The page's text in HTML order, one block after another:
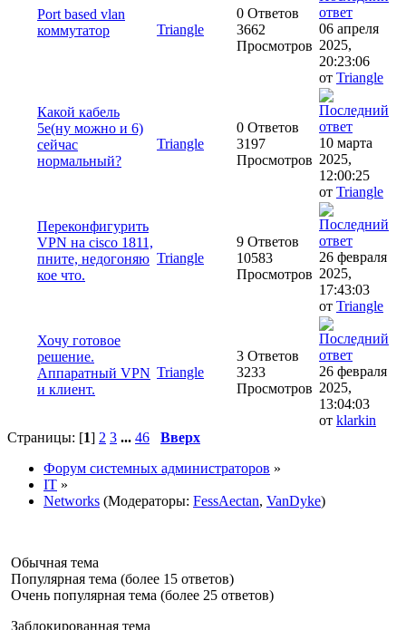
Port based vlan
коммутатор
Triangle
0 Ответов
3662
Просмотров
06 апреля
2025,
20:23:06
от Triangle
Какой кабель
5e(ну можно и 6)
сейчас
нормальный?
Triangle
0 Ответов
3197
Просмотров
10 марта
2025,
12:00:25
от Triangle
Переконфигурить
VPN на cisco 1811,
пните, недогоняю
кое что.
Triangle
9 Ответов
10583
Просмотров
26 февраля
2025,
17:43:03
от Triangle
Хочу готовое
решение.
Аппаратный VPN
и клиент.
Triangle
3 Ответов
3233
Просмотров
26 февраля
2025,
13:04:03
от klarkin
Страницы: [1] 2 3 ... 46
Вверх
Форум системных администраторов »
IT »
Networks (Модераторы: FessAectan, VanDyke)
Обычная тема
Популярная тема (более 15 ответов)
Очень популярная тема (более 25 ответов)
Заблокированная тема